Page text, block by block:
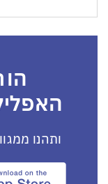
ותהנו